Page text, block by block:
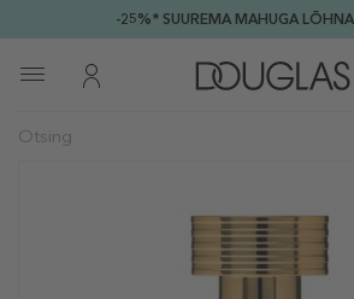
-25%* SUUREMA MAHUGA